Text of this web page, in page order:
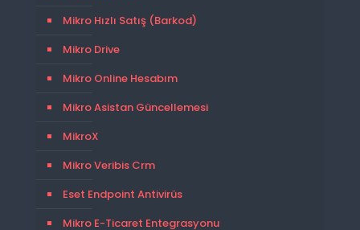
Mikro Hızlı Satış (Barkod)
Mikro Drive
Mikro Online Hesabım
Mikro Asistan Güncellemesi
MikroX
Mikro Veribis Crm
Eset Endpoint Antivirüs
Mikro E-Ticaret Entegrasyonu